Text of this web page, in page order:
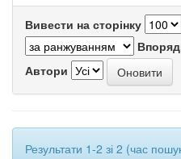
Вивести на сторінку
Автори
Результати 1-2 зі 2 (час